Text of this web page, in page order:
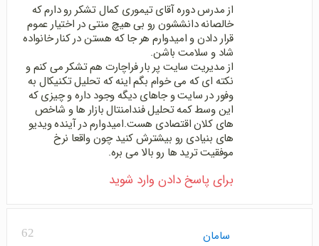
از مدرس دوره آقای تیموری کمال تشکر رو دارم که
خالصانه دانششون رو بی هیچ منتی در اختیار عموم
قرار دادن و امیدوارم هر جا که هستن در کنار خانواده
شاد و سلامت باشن.
از مدیریت سایت پر بار فراچارت هم تشکر می کنم و
نکته ای که می خوام بگم اینه که تحلیل تکنیکال به
وفور در سایت و جاهای دیگه وجود داره و چیزی که
این وسط کمه تحلیل فندامنتال بازار ها و شاخص
های کلان اقتصادی هست.امیدوارم در آینده ویدیو
های بنیادی رو بیشترش کنید چون واقعا نرخ
موفقیت ترید ها رو بالا می بره.
برای پاسخ دادن وارد شوید
62 سامان